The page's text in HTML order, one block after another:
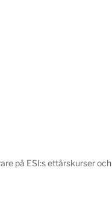
på ESI:s ettårskurser och